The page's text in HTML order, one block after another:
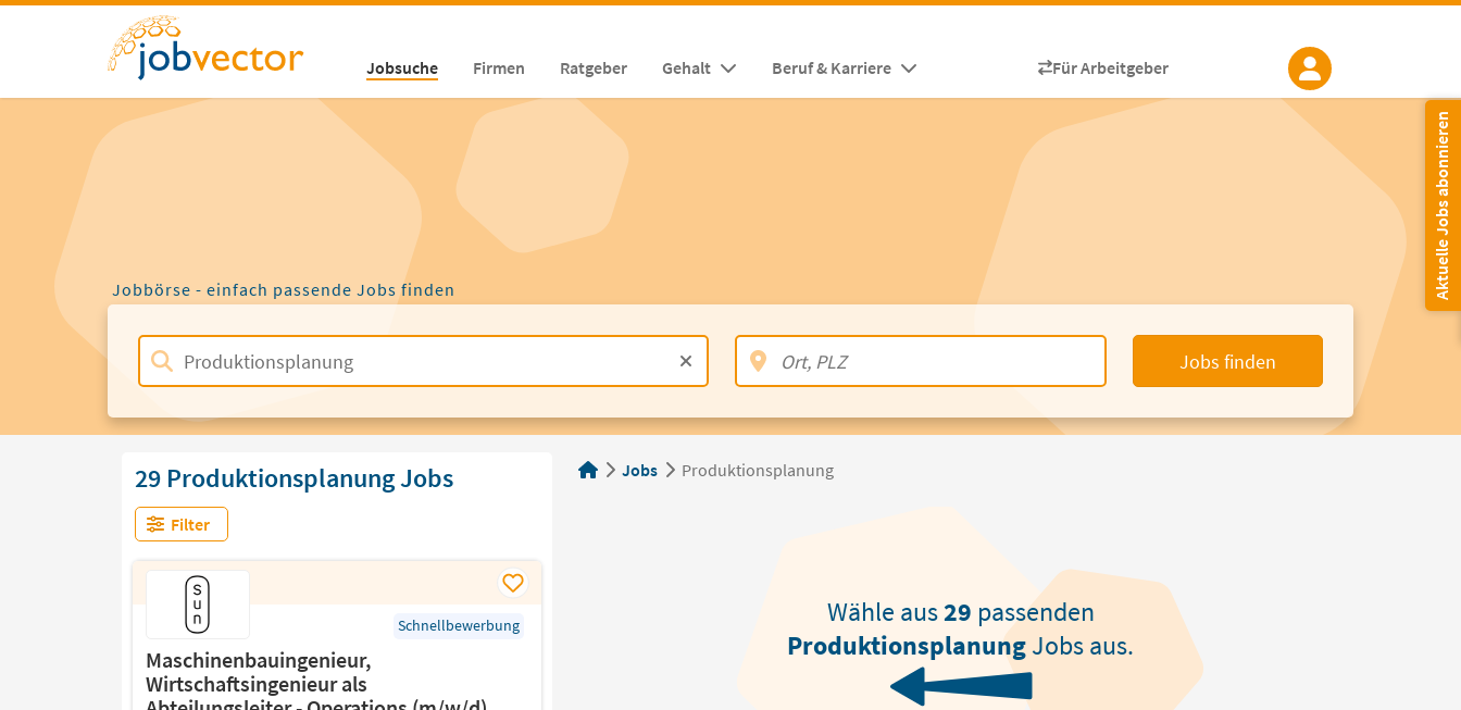
Jobsuche Firmen Ratgeber Gehalt Beruf & Karriere Für Arbeitgeber
Aktuelle Jobs abonnieren
Jobbörse - einfach passende Jobs finden
Jobs finden
29 Produktionsplanung Jobs
Filter
Schnellbewerbung
Maschinenbauingenieur,
Wirtschaftsingenieur als
Jobs Produktionsplanung
Wähle aus29 passenden
ProduktionsplanungJobs aus.